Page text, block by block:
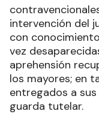
intervención del
con
vez
aprehensión
los mayores; en
entregados a
guarda tutelar.